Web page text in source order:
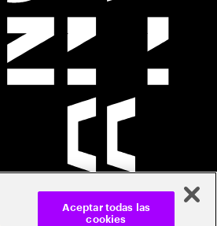
Aceptar todas las
cookies